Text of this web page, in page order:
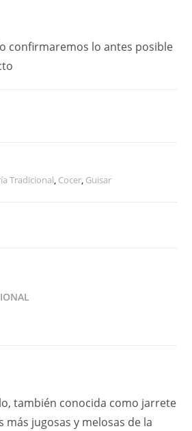
confirmaremos lo antes posible
Tradicional, Cocer, Guisar
también conocida como jarrete
más jugosas y melosas de la